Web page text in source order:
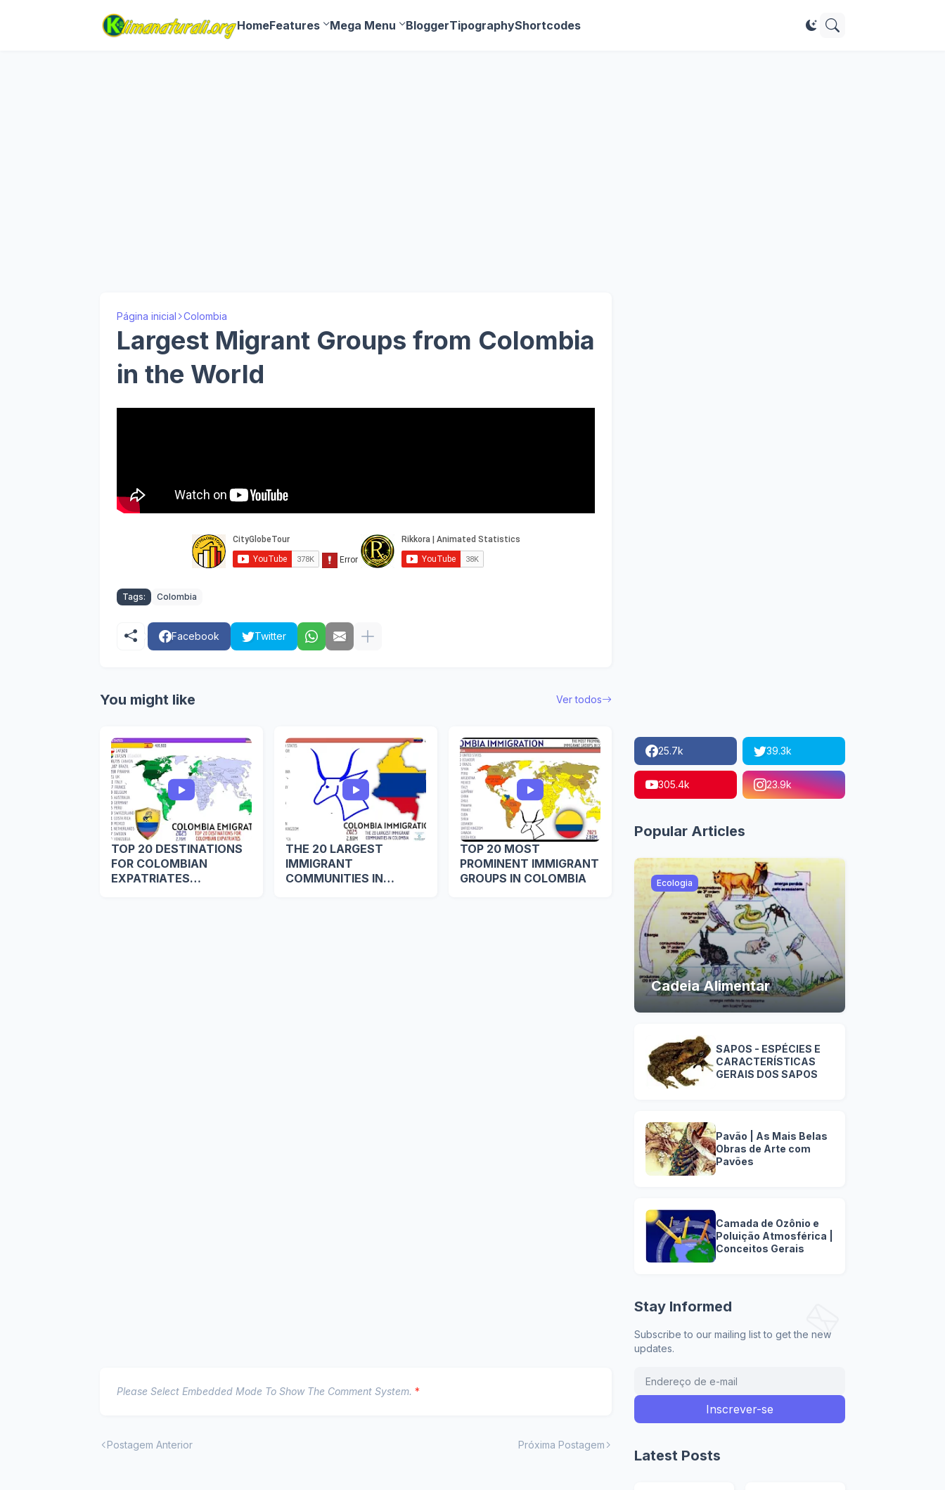
HomeFeatures Mega Menu BloggerTipographyShortcodes
Página inicial Colombia
Largest Migrant Groups from Colombia
in the World
Tags: Colombia
Facebook Twitter
You might like Ver todos
TOP 20 DESTINATIONS
FOR COLOMBIAN
EXPATRIATES
THE 20 LARGEST
IMMIGRANT
COMMUNITIES IN
TOP 20 MOST
PROMINENT IMMIGRANT
GROUPS IN COLOMBIA
Please Select Embedded Mode To Show The Comment System. *
Postagem Anterior Próxima Postagem
25.7k 39.3k
305.4k 23.9k
Popular Articles
Ecologia
Cadeia Alimentar
SAPOS - ESPÉCIES E
CARACTERÍSTICAS
GERAIS DOS SAPOS
Pavão | As Mais Belas
Obras de Arte com
Pavões
Camada de Ozônio e
Poluição Atmosférica |
Conceitos Gerais
Stay Informed
Subscribe to our mailing list to get the new
updates.
Latest Posts